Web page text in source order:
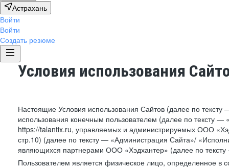
Астрахань
Войти
Войти
Создать резюме
Условия использования
Настоящие Условия использования Сайтов (далее по
использования конечным пользователем (далее по тексту
https://talantix.ru, управляемых и администрируемых ООО
стр.10) (далее по тексту — «Администрация Сайта»/
являющихся партнерами ООО «Хэдхантер» (далее по
Пользователем является физическое лицо, определенное в